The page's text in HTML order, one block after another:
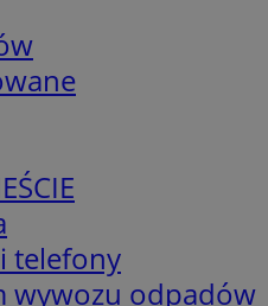
telefony
wywozu odpadów